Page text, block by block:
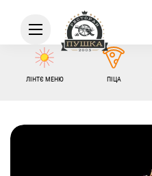
ЛІНТЄ МЕНЮ ПІЦА